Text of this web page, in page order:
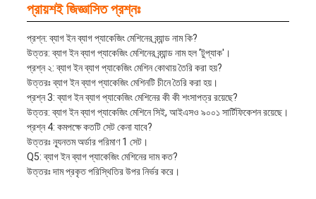
প্রায়শই জিজ্ঞাসিত প্রশ্নঃ
প্রশ্ন: ব্যাগ ইন ব্যাগ প্যাকেজিং মেশিনের ব্র্যান্ড নাম কি?
উত্তর: ব্যাগ ইন ব্যাগ প্যাকেজিং মেশিনের ব্র্যান্ড নাম হল 'টুপ্যাক'।
প্রশ্ন ২: ব্যাগ ইন ব্যাগ প্যাকেজিং মেশিন কোথায় তৈরি করা হয়?
উত্তরঃ ব্যাগ ইন ব্যাগ প্যাকেজিং মেশিনটি চীনে তৈরি করা হয়।
প্রশ্ন 3: ব্যাগ ইন ব্যাগ প্যাকেজিং মেশিনের কী কী শংসাপত্র রয়েছে?
উত্তর: ব্যাগ ইন ব্যাগ প্যাকেজিং মেশিনে সিই, আইএসও ৯০০১ সার্টিফিকেশন রয়েছে।
প্রশ্ন 4: কমপক্ষে কতটি সেট কেনা যাবে?
উত্তরঃ ন্যূনতম অর্ডার পরিমাণ 1 সেট।
Q5: ব্যাগ ইন ব্যাগ প্যাকেজিং মেশিনের দাম কত?
উত্তরঃ দাম প্রকৃত পরিস্থিতির উপর নির্ভর করে।